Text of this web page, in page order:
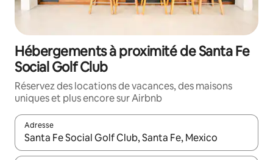
Hébergements à proximité de Santa Fe
Social Golf Club
Réservez des locations de vacances, des maisons
uniques et plus encore sur Airbnb
Adresse
Lorsque les résultats s'affichent, utilisez les flèches vers le